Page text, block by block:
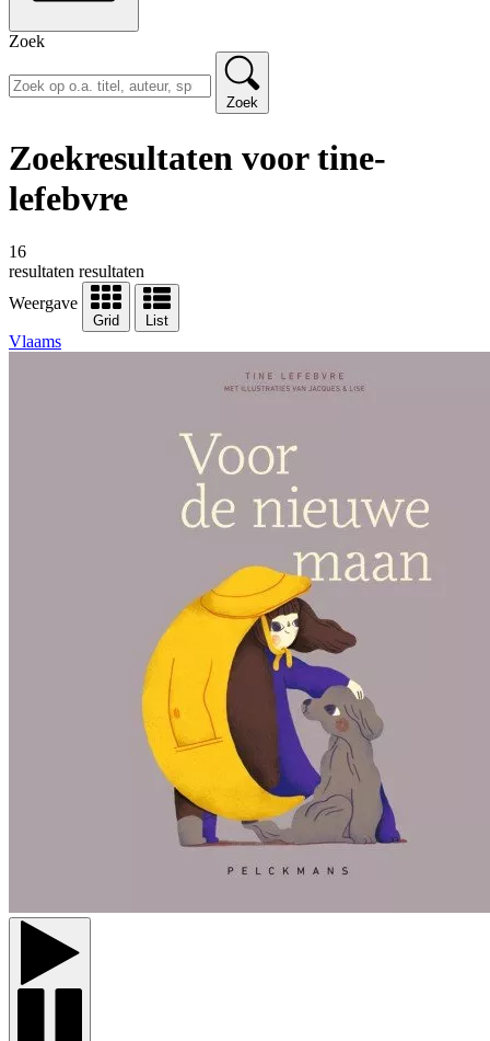
Zoek
Zoek
Zoekresultaten voor tine-
lefebvre
16
resultaten resultaten
Weergave
Grid List
Vlaams